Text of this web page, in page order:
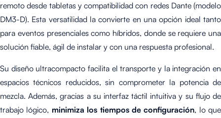
remoto desde tabletas y compatibilidad con redes Dante (modelo
DM3-D). Esta versatilidad la convierte en una opción ideal tanto
para eventos presenciales como híbridos, donde se requiere una
solución fiable, ágil de instalar y con una respuesta profesional.
Su diseño ultracompacto facilita el transporte y la integración en
espacios técnicos reducidos, sin comprometer la potencia de
mezcla. Además, gracias a su interfaz táctil intuitiva y su flujo de
trabajo lógico, minimiza los tiempos de configuración, lo que